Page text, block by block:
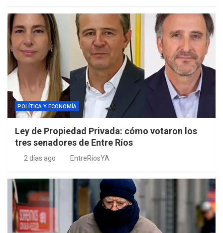
POLÍTICA Y ECONOMÍA
Ley de Propiedad Privada: cómo votaron los
tres senadores de Entre Ríos
2 días ago EntreRíosYA